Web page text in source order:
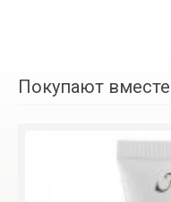
Покупают вместе